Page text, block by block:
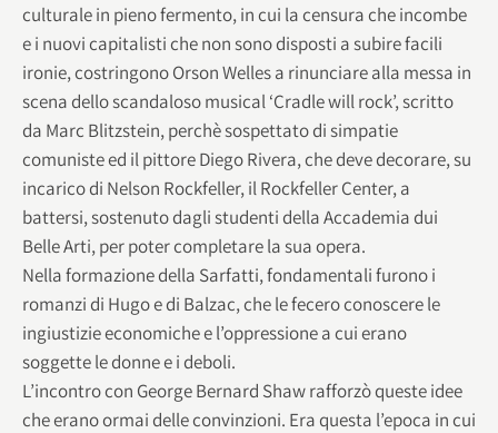
culturale in pieno fermento, in cui la censura che incombe
e i nuovi capitalisti che non sono disposti a subire facili
ironie, costringono Orson Welles a rinunciare alla messa in
scena dello scandaloso musical ‘Cradle will rock’, scritto
da Marc Blitzstein, perchè sospettato di simpatie
comuniste ed il pittore Diego Rivera, che deve decorare, su
incarico di Nelson Rockfeller, il Rockfeller Center, a
battersi, sostenuto dagli studenti della Accademia dui
Belle Arti, per poter completare la sua opera.
Nella formazione della Sarfatti, fondamentali furono i
romanzi di Hugo e di Balzac, che le fecero conoscere le
ingiustizie economiche e l’oppressione a cui erano
soggette le donne e i deboli.
L’incontro con George Bernard Shaw rafforzò queste idee
che erano ormai delle convinzioni. Era questa l’epoca in cui